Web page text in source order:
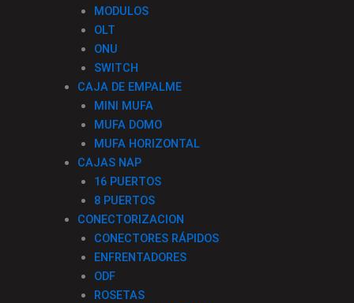
MODULOS
OLT
ONU
SWITCH
CAJA DE EMPALME
MINI MUFA
MUFA DOMO
MUFA HORIZONTAL
CAJAS NAP
16 PUERTOS
8 PUERTOS
CONECTORIZACION
CONECTORES RÁPIDOS
ENFRENTADORES
ODF
ROSETAS